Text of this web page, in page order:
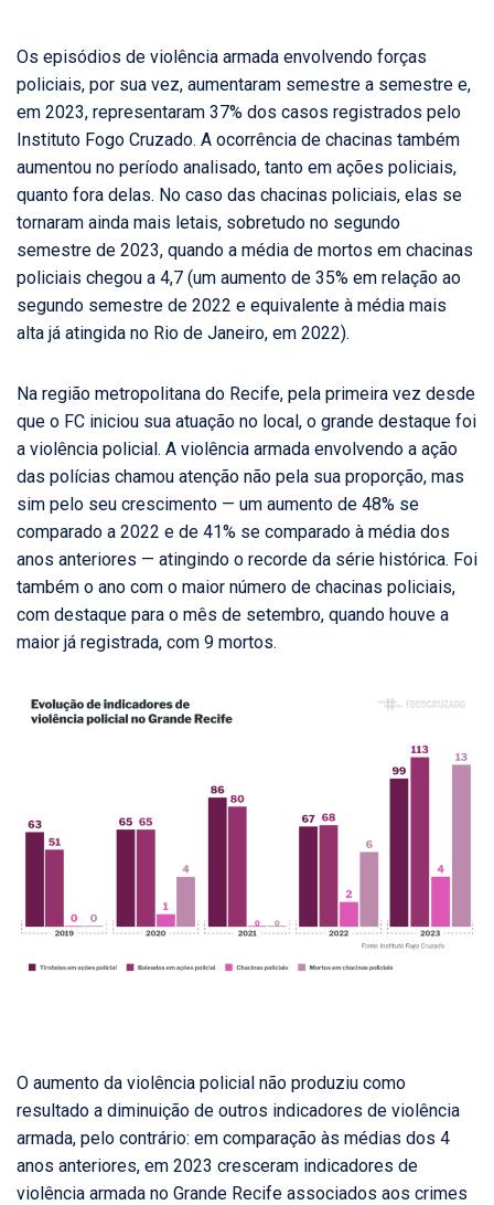
Os episódios de violência armada envolvendo forças
policiais, por sua vez, aumentaram semestre a semestre e,
em 2023, representaram 37% dos casos registrados pelo
Instituto Fogo Cruzado. A ocorrência de chacinas também
aumentou no período analisado, tanto em ações policiais,
quanto fora delas. No caso das chacinas policiais, elas se
tornaram ainda mais letais, sobretudo no segundo
semestre de 2023, quando a média de mortos em chacinas
policiais chegou a 4,7 (um aumento de 35% em relação ao
segundo semestre de 2022 e equivalente à média mais
alta já atingida no Rio de Janeiro, em 2022).
Na região metropolitana do Recife, pela primeira vez desde
que o FC iniciou sua atuação no local, o grande destaque foi
a violência policial. A violência armada envolvendo a ação
das polícias chamou atenção não pela sua proporção, mas
sim pelo seu crescimento — um aumento de 48% se
comparado a 2022 e de 41% se comparado à média dos
anos anteriores — atingindo o recorde da série histórica. Foi
também o ano com o maior número de chacinas policiais,
com destaque para o mês de setembro, quando houve a
maior já registrada, com 9 mortos.
O aumento da violência policial não produziu como
resultado a diminuição de outros indicadores de violência
armada, pelo contrário: em comparação às médias dos 4
anos anteriores, em 2023 cresceram indicadores de
violência armada no Grande Recife associados aos crimes